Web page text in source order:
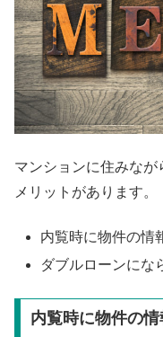
マンションに住みな
メリットがあります。
内覧時に物件の情
ダブルローンにな
内覧時に物件の